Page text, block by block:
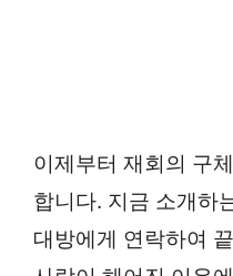
이제부터 재회의 구
합니다. 지금 소개하
대방에게 연락하여